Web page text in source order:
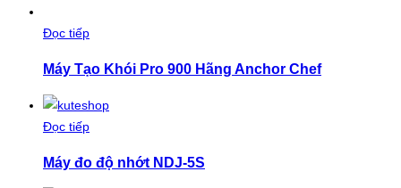
Đọc tiếp
Máy Tạo Khói Pro 900 Hãng Anchor Chef
Đọc tiếp
Máy đo độ nhớt NDJ-5S